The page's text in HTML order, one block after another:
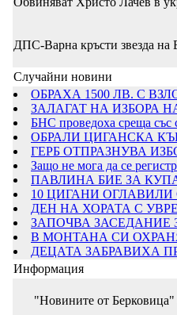
ДПС-Варна кръсти звезда на
Случайни новини
ОБРАХА 1500 ЛВ. С
ЗАЛАГАТ НА ИЗБОРА
БНС проведоха среща със
ОБРАЛИ ЦИГАНСКА
ГЕРБ ОТПРАЗНУВА
Защо не мога да се
ПАВЛИНА БИЕ ЗА
10 ЦИГАНИ
ДЕН НА ХОРАТА С
ЗАПОЧВА ЗАСЕДАНИЕ
В МОНТАНА СИ
ДЕЦАТА ЗАБРАВИХА
Информация
"Новините от Берковица"